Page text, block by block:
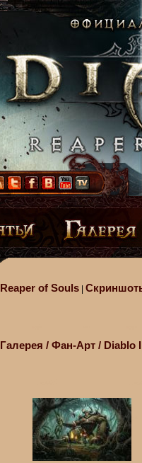
Reaper of Souls
Галерея / Фан-Арт / Diablo